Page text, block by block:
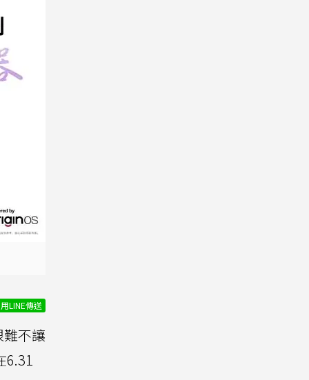
用LINE傳送
不讓
6.31